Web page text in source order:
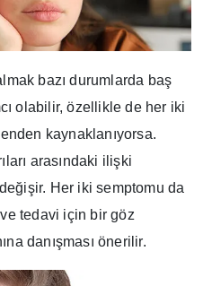
bazı durumlarda baş
olabilir, özellikle de her iki
kaynaklanıyorsa.
arasındaki ilişki
Her iki semptomu da
tedavi için bir göz
danışması önerilir.